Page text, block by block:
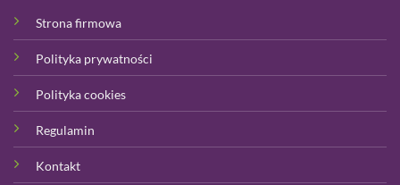
Strona firmowa
Polityka prywatności
Polityka cookies
Regulamin
Kontakt